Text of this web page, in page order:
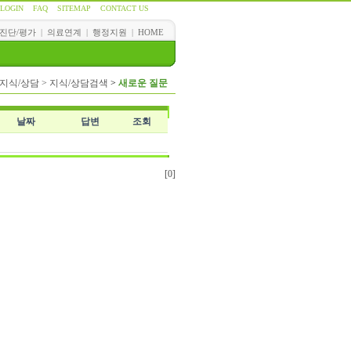
LOGIN FAQ SITEMAP CONTACT US
진단/평가 | 의료연계 | 행정지원 | HOME